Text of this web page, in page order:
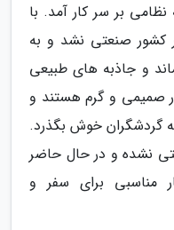
بر سر کار آمد. با
کشور صنعتی نشد و به
و جاذبه های طبیعی
صمیمی و گرم هستند و
گردشگران خوش بگذرد.
نشده و در حال حاضر
مناسبی برای سفر و